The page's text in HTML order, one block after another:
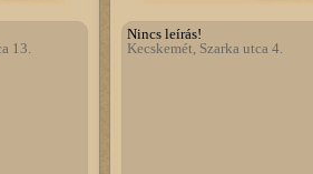
13.
Nincs leírás!
Kecskemét, Szarka utca 4.